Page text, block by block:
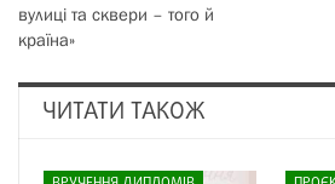
вулиці та сквери – того й
країна»
ЧИТАТИ ТАКОЖ